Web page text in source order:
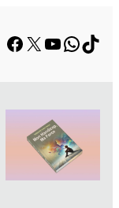
Facebook
X YouTube